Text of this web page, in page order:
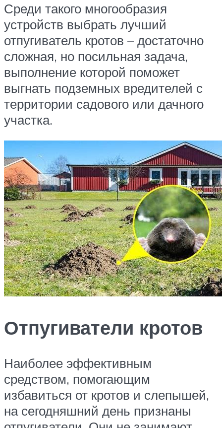
Среди такого многообразия
устройств выбрать лучший
отпугиватель кротов – достаточно
сложная, но посильная задача,
выполнение которой поможет
выгнать подземных вредителей с
территории садового или дачного
участка.
Отпугиватели кротов
Наиболее эффективным
средством, помогающим
избавиться от кротов и слепышей,
на сегодняшний день признаны